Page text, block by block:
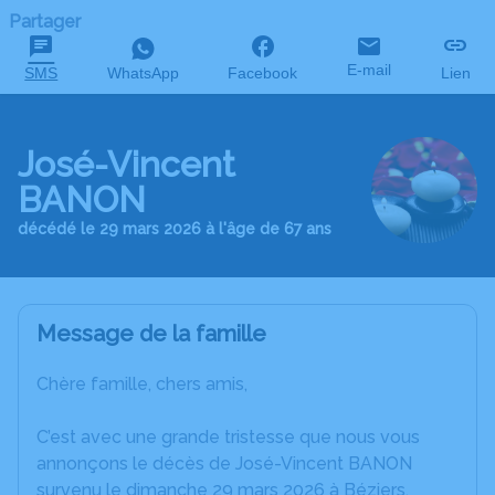
Partager
SMS WhatsApp Facebook E-mail Lien
José-Vincent
BANON
décédé le 29 mars 2026 à l'âge de 67 ans
Message de la famille
Chère famille, chers amis,
C’est avec une grande tristesse que nous vous
annonçons le décès de José-Vincent BANON
survenu le dimanche 29 mars 2026 à Béziers.